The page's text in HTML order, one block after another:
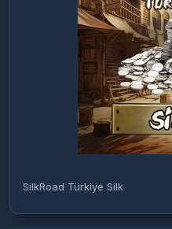
SilkRoad Türkiye Silk